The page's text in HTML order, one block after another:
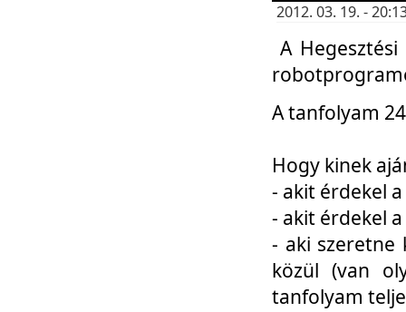
2012. 03. 19. -
A
A tanfolyam
Hogy kinek
- akit érdekel
- akit érdekel
- aki szeretne
közül (van
tanfolyam